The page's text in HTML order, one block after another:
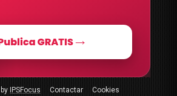
IPSFocus Contactar Cookies